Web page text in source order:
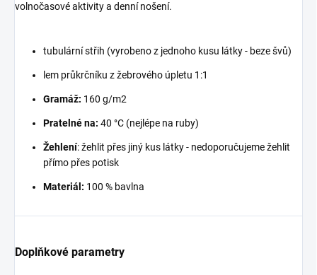
volnočasové aktivity a denní nošení.
tubulární střih (vyrobeno z jednoho kusu látky - beze švů)
lem průkrčníku z žebrového úpletu 1:1
Gramáž: 160 g/m2
Pratelné na: 40 °C (nejlépe na ruby)
Žehlení: žehlit přes jiný kus látky - nedoporučujeme žehlit
přímo přes potisk
Materiál: 100 % bavlna
Doplňkové parametry